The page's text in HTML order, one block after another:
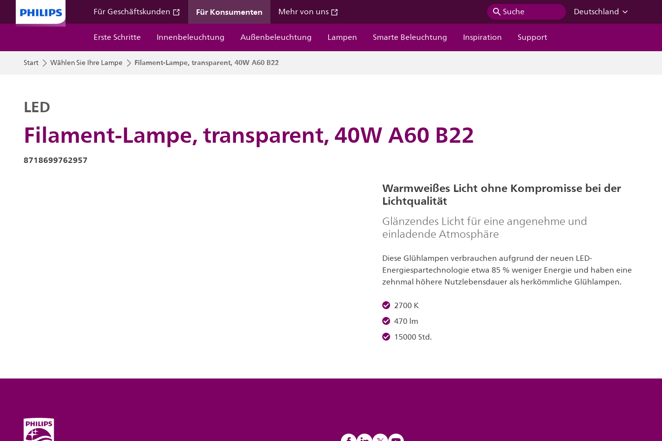
Für Geschäftskunden Für Konsumenten Mehr von uns Suche
Deutschland
Erste Schritte
Innenbeleuchtung Außenbeleuchtung Lampen Smarte Beleuchtung Inspiration Support
Start Wählen Sie Ihre Lampe Filament-Lampe, transparent, 40W A60 B22
Filament-Lampe, transparent, 40W A60 B22
LED
8718699762957
Warmweißes Licht ohne Kompromisse bei der
Lichtqualität
Glänzendes Licht für eine angenehme und
einladende Atmosphäre
Diese Glühlampen verbrauchen aufgrund der neuen LED-
Energiespartechnologie etwa 85 % weniger Energie und haben eine
zehnmal höhere Nutzlebensdauer als herkömmliche Glühlampen.
2700 K
470 lm
15000 Std.